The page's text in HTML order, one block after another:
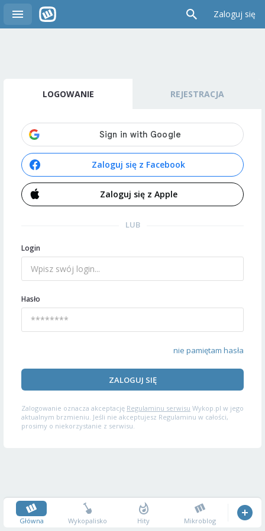
Zaloguj się
LOGOWANIE REJESTRACJA
Zaloguj się z Facebook
Zaloguj się z Apple
LUB
Login
Hasło
nie pamiętam hasła
ZALOGUJ SIĘ
Zalogowanie oznacza akceptację Regulaminu serwisu Wykop.pl w jego
aktualnym brzmieniu. Jeśli nie akceptujesz Regulaminu w całości,
prosimy o niekorzystanie z serwisu.
Główna Wykopalisko Hity Mikroblog